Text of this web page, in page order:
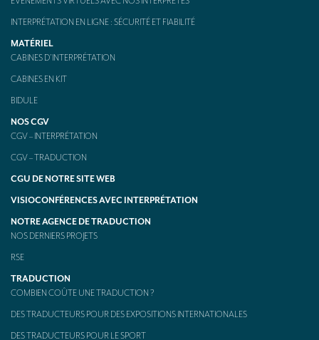
INTERPRÉTATION EN LIGNE : SÉCURITÉ ET FIABILITÉ
MATÉRIEL
CABINES D’INTERPRÉTATION
CABINES EN KIT
BIDULE
NOS CGV
CGV – INTERPRÉTATION
CGV – TRADUCTION
CGU DE NOTRE SITE WEB
VISIOCONFÉRENCES AVEC INTERPRÉTATION
NOTRE AGENCE DE TRADUCTION
NOS DERNIERS PROJETS
RSE
TRADUCTION
COMBIEN COÛTE UNE TRADUCTION ?
DES TRADUCTEURS POUR DES EXPOSITIONS INTERNATIONALES
DES TRADUCTEURS POUR LE SPORT